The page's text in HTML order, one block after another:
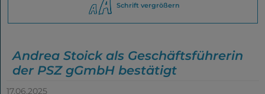
Schrift vergrößern
Andrea Stoick als Geschäftsführerin
der PSZ gGmbH bestätigt
17.06.2025